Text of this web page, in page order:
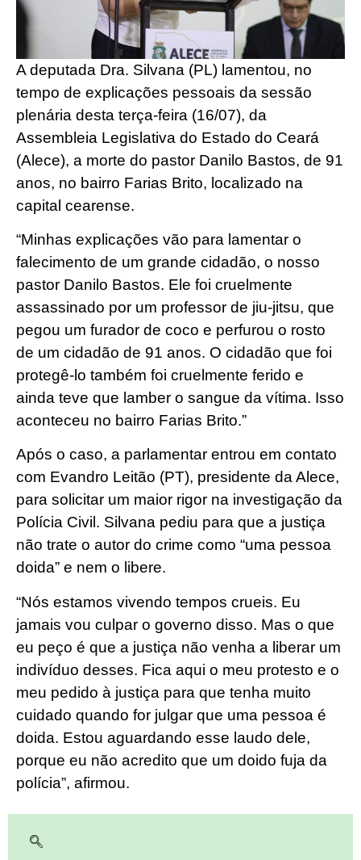
A deputada Dra. Silvana (PL) lamentou, no
tempo de explicações pessoais da sessão
plenária desta terça-feira (16/07), da
Assembleia Legislativa do Estado do Ceará
(Alece), a morte do pastor Danilo Bastos, de 91
anos, no bairro Farias Brito, localizado na
capital cearense.
“Minhas explicações vão para lamentar o
falecimento de um grande cidadão, o nosso
pastor Danilo Bastos. Ele foi cruelmente
assassinado por um professor de jiu-jitsu, que
pegou um furador de coco e perfurou o rosto
de um cidadão de 91 anos. O cidadão que foi
protegê-lo também foi cruelmente ferido e
ainda teve que lamber o sangue da vítima. Isso
aconteceu no bairro Farias Brito.”
Após o caso, a parlamentar entrou em contato
com Evandro Leitão (PT), presidente da Alece,
para solicitar um maior rigor na investigação da
Polícia Civil. Silvana pediu para que a justiça
não trate o autor do crime como “uma pessoa
doida” e nem o libere.
“Nós estamos vivendo tempos crueis. Eu
jamais vou culpar o governo disso. Mas o que
eu peço é que a justiça não venha a liberar um
indivíduo desses. Fica aqui o meu protesto e o
meu pedido à justiça para que tenha muito
cuidado quando for julgar que uma pessoa é
doida. Estou aguardando esse laudo dele,
porque eu não acredito que um doido fuja da
polícia”, afirmou.